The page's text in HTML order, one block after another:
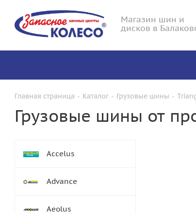
Магазин шин и
дисков в
Главная страница - Каталог - Грузовые шины -
Грузовые шины от
Accelus
Advance
Aeolus